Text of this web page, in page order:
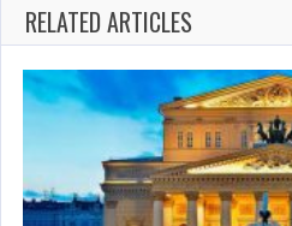
RELATED ARTICLES